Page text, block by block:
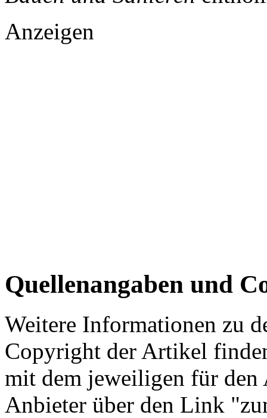
Anzeigen
Quellenangaben und
Weitere Informationen zu
Copyright der Artikel
mit dem jeweiligen für
Anbieter über den Link